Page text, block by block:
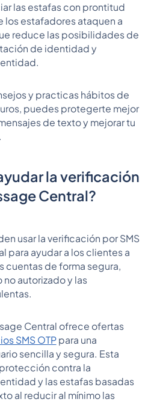
las estafas con prontitud
los estafadores ataquen a
reduce las posibilidades de
de identidad y
y practicas hábitos de
puedes protegerte mejor
de texto y mejorar tu
la verificación
Central?
usar la verificación por SMS
para ayudar a los clientes a
cuentas de forma segura,
autorizado y las
Central ofrece ofertas
SMS OTPpara una
sencilla y segura. Esta
contra la
y las estafas basadas
al reducir al mínimo las